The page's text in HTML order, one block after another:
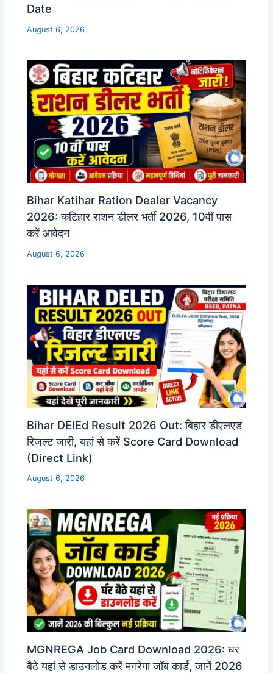
Date
August 6, 2026
Bihar Katihar Ration Dealer Vacancy
2026: कटिहार राशन डीलर भर्ती 2026, 10वीं पास
करें आवेदन
August 6, 2026
Bihar DElEd Result 2026 Out: बिहार डीएलएड
रिजल्ट जारी, यहां से करें Score Card Download
(Direct Link)
August 6, 2026
MGNREGA Job Card Download 2026: घर
बैठे यहां से डाउनलोड करें मनरेगा जॉब कार्ड, जानें 2026